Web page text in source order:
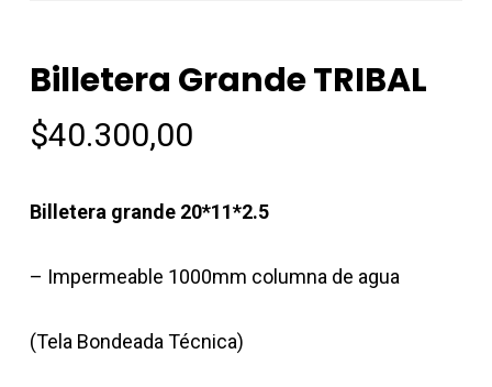
Billetera Grande TRIBAL
$40.300,00
Billetera grande 20*11*2.5
– Impermeable 1000mm columna de agua
(Tela Bondeada Técnica)